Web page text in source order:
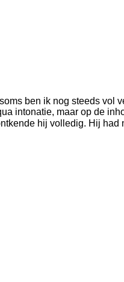
ben ik nog steeds vol
intonatie, maar op de
hij volledig. Hij